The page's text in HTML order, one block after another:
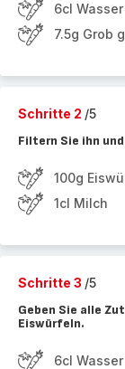
6cl Wasser
7.5g Grob
Schritte 2 /5
Filtern Sie ihn
100g
1cl Milch
Schritte 3 /5
Geben Sie alle
Eiswürfeln.
6cl Wasser